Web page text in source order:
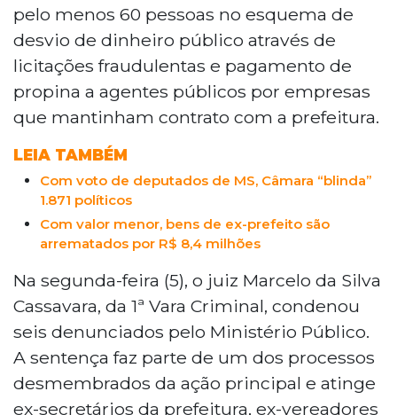
pelo menos 60 pessoas no esquema de
desvio de dinheiro público através de
licitações fraudulentas e pagamento de
propina a agentes públicos por empresas
que mantinham contrato com a prefeitura.
LEIA TAMBÉM
Com voto de deputados de MS, Câmara “blinda”
1.871 políticos
Com valor menor, bens de ex-prefeito são
arrematados por R$ 8,4 milhões
Na segunda-feira (5), o juiz Marcelo da Silva
Cassavara, da 1ª Vara Criminal, condenou
seis denunciados pelo Ministério Público.
A sentença faz parte de um dos processos
desmembrados da ação principal e atinge
ex-secretários da prefeitura, ex-vereadores